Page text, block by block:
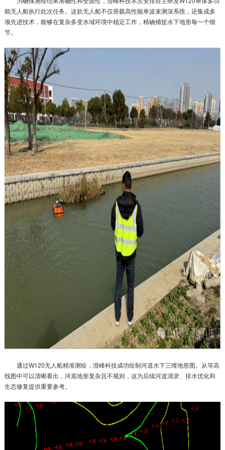
能无人船执行此次任务。这款无人船不仅搭载高性能单波束测深系统，还集成多
项先进技术，能够在复杂多变水域环境中稳定工作，精确捕捉水下地形每一个细
节。
通过W120无人船精准测绘，澄峰科技成功绘制河道水下三维地形图。从等高
线图中可以清晰看出，河底地形复杂且不规则，这为后续河道清淤、排水优化和
生态修复提供重要参考。